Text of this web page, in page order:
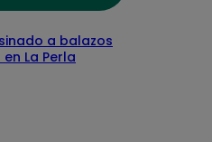
a balazos
La Perla